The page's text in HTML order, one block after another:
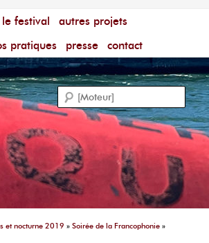
principal
secondaire
le festival
autres projets
pratiques presse contact
du Film Court Francophone – [Un poing c'est
et nocturne 2019 »Soirée de la Francophonie »